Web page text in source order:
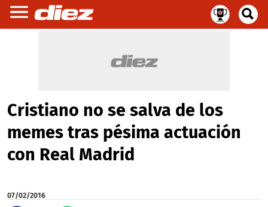
Cristiano no se salva de los
memes tras pésima actuación
con Real Madrid
07/02/2016